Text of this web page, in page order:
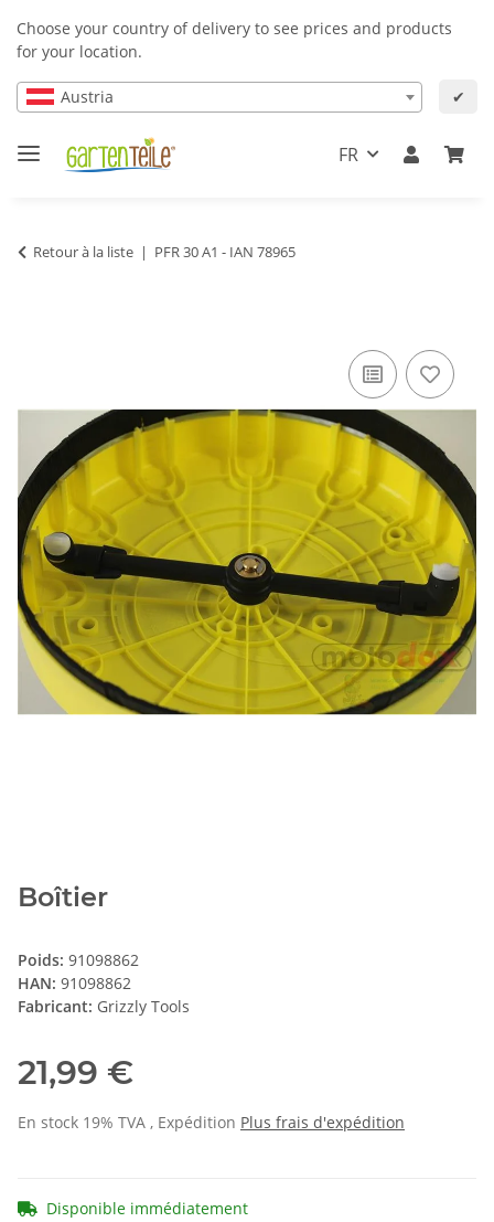
Choose your country of delivery to see prices and products
for your location.
Austria ✔
FR
Retour à la liste PFR 30 A1 - IAN 78965
Boîtier
Poids: 91098862
HAN: 91098862
Fabricant: Grizzly Tools
21,99 €
En stock 19% TVA , Expédition Plus frais d'expédition
Disponible immédiatement